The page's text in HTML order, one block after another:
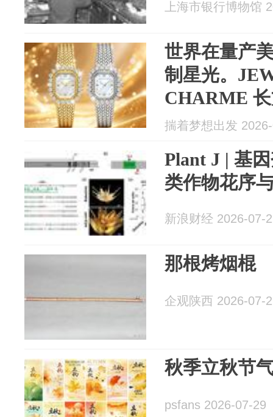
上海市银行博物馆
世界在量产
制星光。
CHARME
揣着梦想出发
Plant J | 基
类作物花序
新浪财经 2026-07-
那根烤烟棍
企观陕西 2026-07-
秋季立秋节
psfans 2026-07-29